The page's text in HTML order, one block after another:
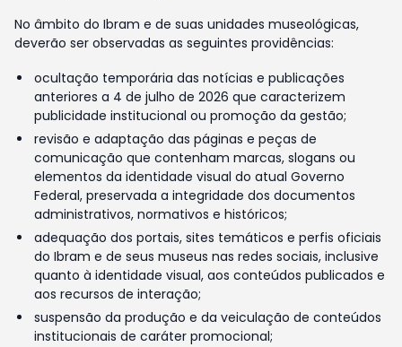
No âmbito do Ibram e de suas unidades museológicas,
deverão ser observadas as seguintes providências:
ocultação temporária das notícias e publicações
anteriores a 4 de julho de 2026 que caracterizem
publicidade institucional ou promoção da gestão;
revisão e adaptação das páginas e peças de
comunicação que contenham marcas, slogans ou
elementos da identidade visual do atual Governo
Federal, preservada a integridade dos documentos
administrativos, normativos e históricos;
adequação dos portais, sites temáticos e perfis oficiais
do Ibram e de seus museus nas redes sociais, inclusive
quanto à identidade visual, aos conteúdos publicados e
aos recursos de interação;
suspensão da produção e da veiculação de conteúdos
institucionais de caráter promocional;